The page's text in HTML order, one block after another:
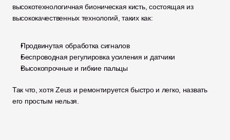
высокотехнологичная бионическая кисть, состоящая из
высококачественных технологий, таких как:
Продвинутая обработка сигналов
Беспроводная регулировка усиления и датчики
Высокопрочные и гибкие пальцы
Так что, хотя Zeus и ремонтируется быстро и легко, назвать
его простым нельзя.